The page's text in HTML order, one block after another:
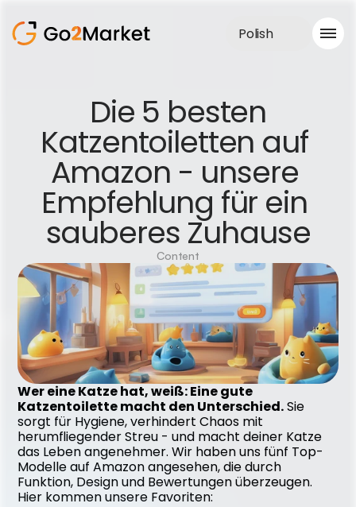
Realizacje
Case Study
Blog
O nas
Usługi
Polish
Katzentoiletten auf
Amazon - unsere
Empfehlung für ein
sauberes Zuhause
Content
Wer eine Katze hat, weiß: Eine gute
Katzentoilette macht den Unterschied. Sie
sorgt für Hygiene, verhindert Chaos mit
herumfliegender Streu - und macht deiner Katze
das Leben angenehmer. Wir haben uns fünf Top-
Modelle auf Amazon angesehen, die durch
Funktion, Design und Bewertungen überzeugen.
Hier kommen unsere Favoriten: